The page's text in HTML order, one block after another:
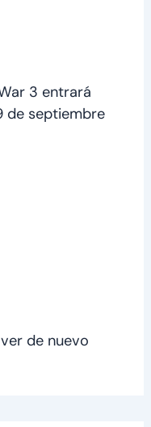
3 entrará
de septiembre
de nuevo